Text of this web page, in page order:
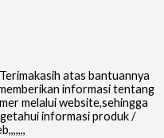
atas bantuannya
informasi tentang
melalui website,sehingga
informasi produk /